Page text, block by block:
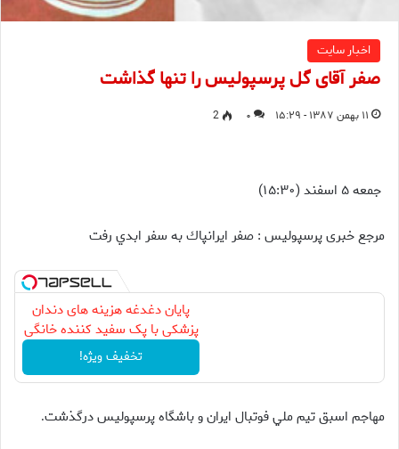
اخبار سایت
صفر آقای گل پرسپولیس را تنها گذاشت
۱۱ بهمن ۱۳۸۷ - ۱۵:۲۹ ۰ 2
جمعه ۵ اسفند (۱۵:۳۰)
مرجع خبری پرسپولیس : صفر ايرانپاك به سفر ابدي رفت
پایان دغدغه هزینه های دندان
پزشکی با پک سفید کننده خانگی
تخفیف ویژه!
مهاجم اسبق تيم ملي فوتبال ايران و باشگاه پرسپوليس درگذشت.